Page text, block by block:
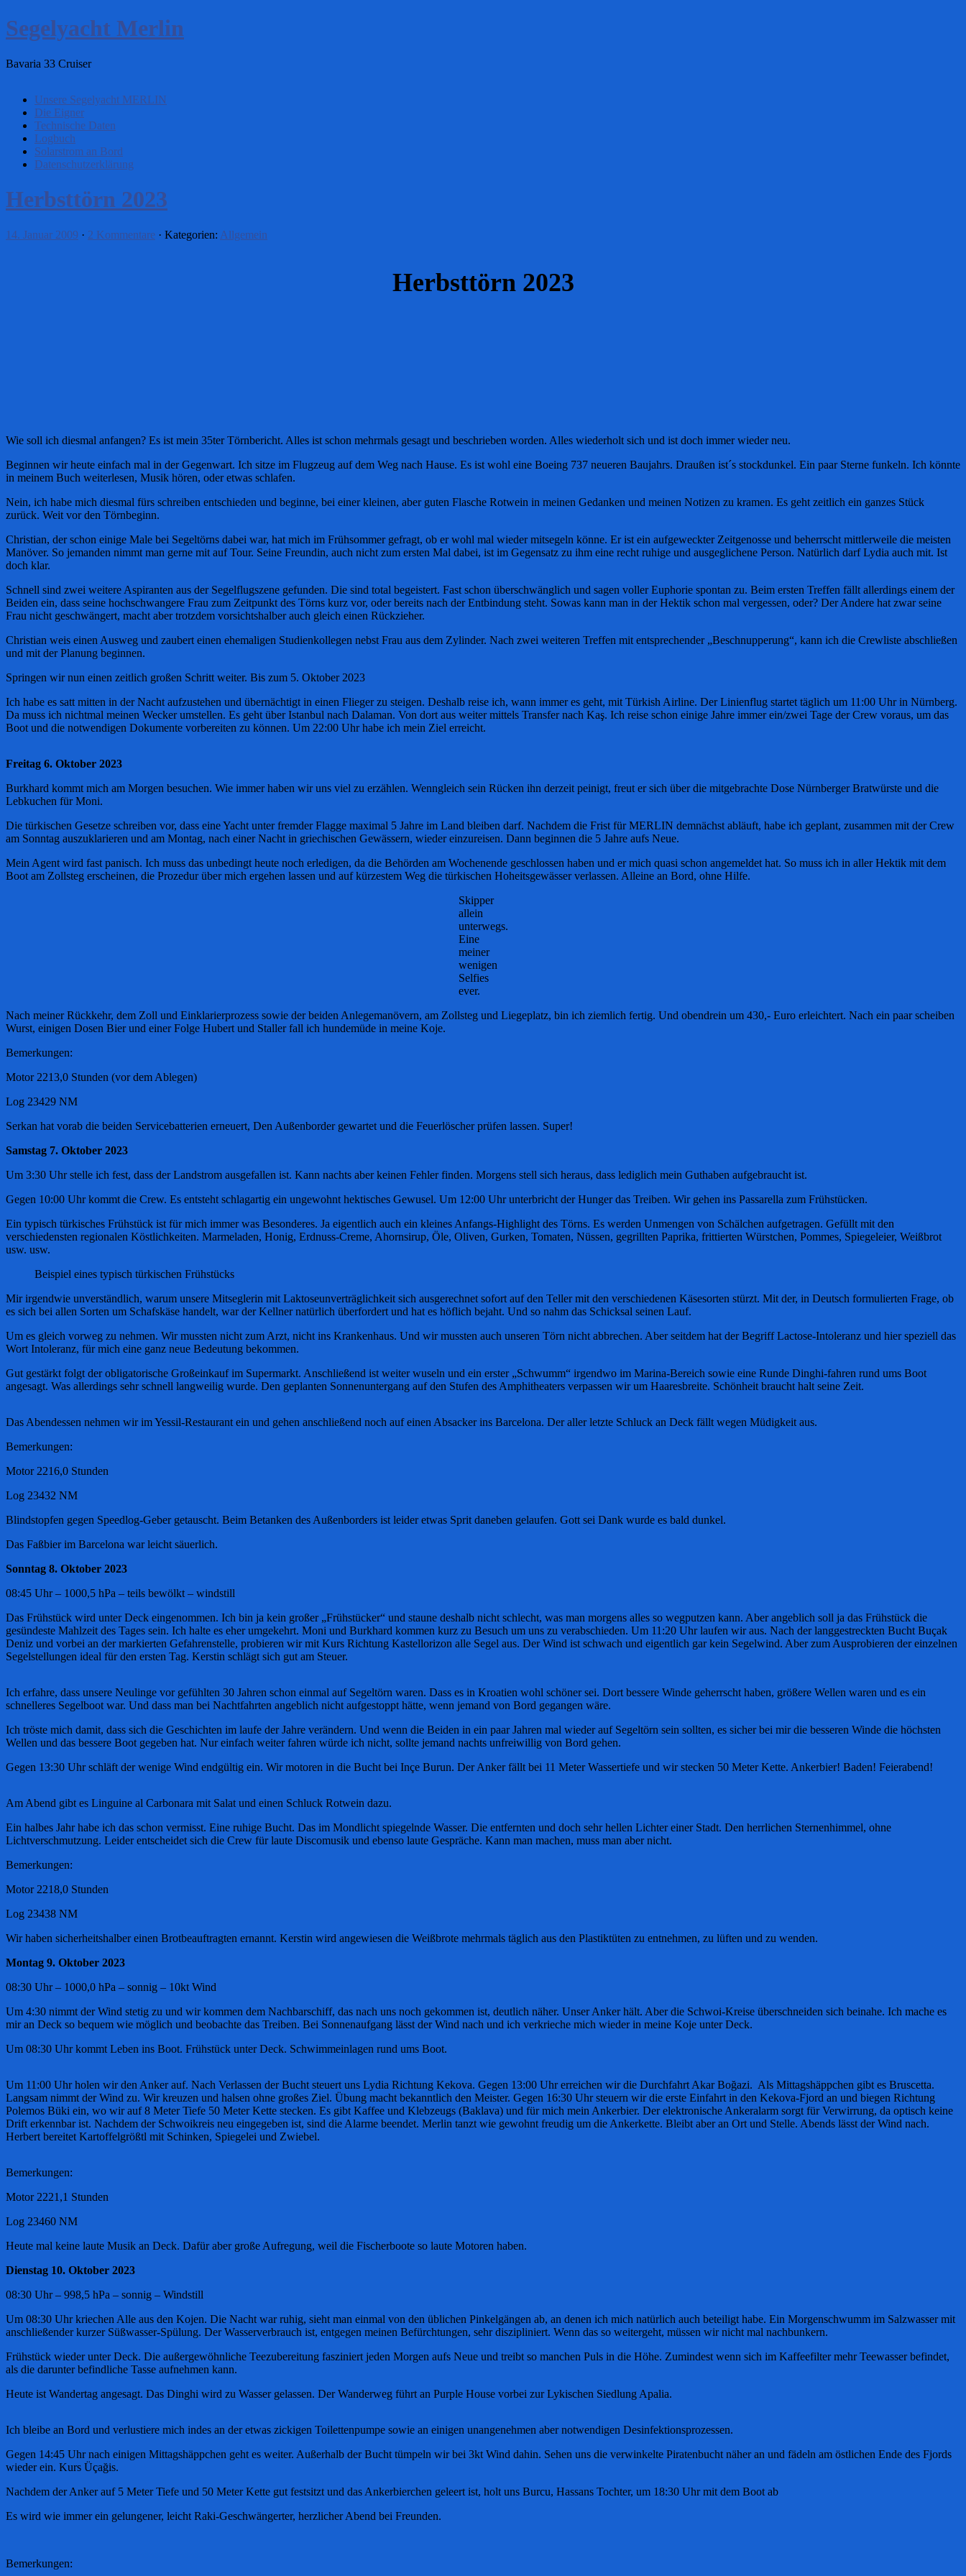
Segelyacht Merlin
Bavaria 33 Cruiser
Unsere Segelyacht MERLIN
Die Eigner
Technische Daten
Logbuch
Solarstrom an Bord
Datenschutzerklärung
Herbsttörn 2023
14. Januar 2009 · 2 Kommentare · Kategorien: Allgemein
Herbsttörn 2023
Wie soll ich diesmal anfangen? Es ist mein 35ter Törnbericht. Alles ist schon mehrmals gesagt und beschrieben worden. Alles wiederholt sich und ist doch immer wieder neu.
Beginnen wir heute einfach mal in der Gegenwart. Ich sitze im Flugzeug auf dem Weg nach Hause. Es ist wohl eine Boeing 737 neueren Baujahrs. Draußen ist´s stockdunkel. Ein paar Sterne funkeln. Ich könnte
in meinem Buch weiterlesen, Musik hören, oder etwas schlafen.
Nein, ich habe mich diesmal fürs schreiben entschieden und beginne, bei einer kleinen, aber guten Flasche Rotwein in meinen Gedanken und meinen Notizen zu kramen. Es geht zeitlich ein ganzes Stück
zurück. Weit vor den Törnbeginn.
Christian, der schon einige Male bei Segeltörns dabei war, hat mich im Frühsommer gefragt, ob er wohl mal wieder mitsegeln könne. Er ist ein aufgeweckter Zeitgenosse und beherrscht mittlerweile die meisten
Manöver. So jemanden nimmt man gerne mit auf Tour. Seine Freundin, auch nicht zum ersten Mal dabei, ist im Gegensatz zu ihm eine recht ruhige und ausgeglichene Person. Natürlich darf Lydia auch mit. Ist
doch klar.
Schnell sind zwei weitere Aspiranten aus der Segelflugszene gefunden. Die sind total begeistert. Fast schon überschwänglich und sagen voller Euphorie spontan zu. Beim ersten Treffen fällt allerdings einem der
Beiden ein, dass seine hochschwangere Frau zum Zeitpunkt des Törns kurz vor, oder bereits nach der Entbindung steht. Sowas kann man in der Hektik schon mal vergessen, oder? Der Andere hat zwar seine
Frau nicht geschwängert, macht aber trotzdem vorsichtshalber auch gleich einen Rückzieher.
Christian weis einen Ausweg und zaubert einen ehemaligen Studienkollegen nebst Frau aus dem Zylinder. Nach zwei weiteren Treffen mit entsprechender „Beschnupperung“, kann ich die Crewliste abschließen
und mit der Planung beginnen.
Springen wir nun einen zeitlich großen Schritt weiter. Bis zum 5. Oktober 2023
Ich habe es satt mitten in der Nacht aufzustehen und übernächtigt in einen Flieger zu steigen. Deshalb reise ich, wann immer es geht, mit Türkish Airline. Der Linienflug startet täglich um 11:00 Uhr in Nürnberg.
Da muss ich nichtmal meinen Wecker umstellen. Es geht über Istanbul nach Dalaman. Von dort aus weiter mittels Transfer nach Kaş. Ich reise schon einige Jahre immer ein/zwei Tage der Crew voraus, um das
Boot und die notwendigen Dokumente vorbereiten zu können. Um 22:00 Uhr habe ich mein Ziel erreicht.
Freitag 6. Oktober 2023
Burkhard kommt mich am Morgen besuchen. Wie immer haben wir uns viel zu erzählen. Wenngleich sein Rücken ihn derzeit peinigt, freut er sich über die mitgebrachte Dose Nürnberger Bratwürste und die
Lebkuchen für Moni.
Die türkischen Gesetze schreiben vor, dass eine Yacht unter fremder Flagge maximal 5 Jahre im Land bleiben darf. Nachdem die Frist für MERLIN demnächst abläuft, habe ich geplant, zusammen mit der Crew
am Sonntag auszuklarieren und am Montag, nach einer Nacht in griechischen Gewässern, wieder einzureisen. Dann beginnen die 5 Jahre aufs Neue.
Mein Agent wird fast panisch. Ich muss das unbedingt heute noch erledigen, da die Behörden am Wochenende geschlossen haben und er mich quasi schon angemeldet hat. So muss ich in aller Hektik mit dem
Boot am Zollsteg erscheinen, die Prozedur über mich ergehen lassen und auf kürzestem Weg die türkischen Hoheitsgewässer verlassen. Alleine an Bord, ohne Hilfe.
Skipper
allein
unterwegs.
Eine
meiner
wenigen
Selfies
ever.
Nach meiner Rückkehr, dem Zoll und Einklarierprozess sowie der beiden Anlegemanövern, am Zollsteg und Liegeplatz, bin ich ziemlich fertig. Und obendrein um 430,- Euro erleichtert. Nach ein paar scheiben
Wurst, einigen Dosen Bier und einer Folge Hubert und Staller fall ich hundemüde in meine Koje.
Bemerkungen:
Motor 2213,0 Stunden (vor dem Ablegen)
Log 23429 NM
Serkan hat vorab die beiden Servicebatterien erneuert, Den Außenborder gewartet und die Feuerlöscher prüfen lassen. Super!
Samstag 7. Oktober 2023
Um 3:30 Uhr stelle ich fest, dass der Landstrom ausgefallen ist. Kann nachts aber keinen Fehler finden. Morgens stell sich heraus, dass lediglich mein Guthaben aufgebraucht ist.
Gegen 10:00 Uhr kommt die Crew. Es entsteht schlagartig ein ungewohnt hektisches Gewusel. Um 12:00 Uhr unterbricht der Hunger das Treiben. Wir gehen ins Passarella zum Frühstücken.
Ein typisch türkisches Frühstück ist für mich immer was Besonderes. Ja eigentlich auch ein kleines Anfangs-Highlight des Törns. Es werden Unmengen von Schälchen aufgetragen. Gefüllt mit den
verschiedensten regionalen Köstlichkeiten. Marmeladen, Honig, Erdnuss-Creme, Ahornsirup, Öle, Oliven, Gurken, Tomaten, Nüssen, gegrillten Paprika, frittierten Würstchen, Pommes, Spiegeleier, Weißbrot
usw. usw.
Beispiel eines typisch türkischen Frühstücks
Mir irgendwie unverständlich, warum unsere Mitseglerin mit Laktoseunverträglichkeit sich ausgerechnet sofort auf den Teller mit den verschiedenen Käsesorten stürzt. Mit der, in Deutsch formulierten Frage, ob
es sich bei allen Sorten um Schafskäse handelt, war der Kellner natürlich überfordert und hat es höflich bejaht. Und so nahm das Schicksal seinen Lauf.
Um es gleich vorweg zu nehmen. Wir mussten nicht zum Arzt, nicht ins Krankenhaus. Und wir mussten auch unseren Törn nicht abbrechen. Aber seitdem hat der Begriff Lactose-Intoleranz und hier speziell das
Wort Intoleranz, für mich eine ganz neue Bedeutung bekommen.
Gut gestärkt folgt der obligatorische Großeinkauf im Supermarkt. Anschließend ist weiter wuseln und ein erster „Schwumm“ irgendwo im Marina-Bereich sowie eine Runde Dinghi-fahren rund ums Boot
angesagt. Was allerdings sehr schnell langweilig wurde. Den geplanten Sonnenuntergang auf den Stufen des Amphitheaters verpassen wir um Haaresbreite. Schönheit braucht halt seine Zeit.
Das Abendessen nehmen wir im Yessil-Restaurant ein und gehen anschließend noch auf einen Absacker ins Barcelona. Der aller letzte Schluck an Deck fällt wegen Müdigkeit aus.
Bemerkungen:
Motor 2216,0 Stunden
Log 23432 NM
Blindstopfen gegen Speedlog-Geber getauscht. Beim Betanken des Außenborders ist leider etwas Sprit daneben gelaufen. Gott sei Dank wurde es bald dunkel.
Das Faßbier im Barcelona war leicht säuerlich.
Sonntag 8. Oktober 2023
08:45 Uhr – 1000,5 hPa – teils bewölkt – windstill
Das Frühstück wird unter Deck eingenommen. Ich bin ja kein großer „Frühstücker“ und staune deshalb nicht schlecht, was man morgens alles so wegputzen kann. Aber angeblich soll ja das Frühstück die
gesündeste Mahlzeit des Tages sein. Ich halte es eher umgekehrt. Moni und Burkhard kommen kurz zu Besuch um uns zu verabschieden. Um 11:20 Uhr laufen wir aus. Nach der langgestreckten Bucht Buçak
Deniz und vorbei an der markierten Gefahrenstelle, probieren wir mit Kurs Richtung Kastellorizon alle Segel aus. Der Wind ist schwach und eigentlich gar kein Segelwind. Aber zum Ausprobieren der einzelnen
Segelstellungen ideal für den ersten Tag. Kerstin schlägt sich gut am Steuer.
Ich erfahre, dass unsere Neulinge vor gefühlten 30 Jahren schon einmal auf Segeltörn waren. Dass es in Kroatien wohl schöner sei. Dort bessere Winde geherrscht haben, größere Wellen waren und es ein
schnelleres Segelboot war. Und dass man bei Nachtfahrten angeblich nicht aufgestoppt hätte, wenn jemand von Bord gegangen wäre.
Ich tröste mich damit, dass sich die Geschichten im laufe der Jahre verändern. Und wenn die Beiden in ein paar Jahren mal wieder auf Segeltörn sein sollten, es sicher bei mir die besseren Winde die höchsten
Wellen und das bessere Boot gegeben hat. Nur einfach weiter fahren würde ich nicht, sollte jemand nachts unfreiwillig von Bord gehen.
Gegen 13:30 Uhr schläft der wenige Wind endgültig ein. Wir motoren in die Bucht bei Inçe Burun. Der Anker fällt bei 11 Meter Wassertiefe und wir stecken 50 Meter Kette. Ankerbier! Baden! Feierabend!
Am Abend gibt es Linguine al Carbonara mit Salat und einen Schluck Rotwein dazu.
Ein halbes Jahr habe ich das schon vermisst. Eine ruhige Bucht. Das im Mondlicht spiegelnde Wasser. Die entfernten und doch sehr hellen Lichter einer Stadt. Den herrlichen Sternenhimmel, ohne
Lichtverschmutzung. Leider entscheidet sich die Crew für laute Discomusik und ebenso laute Gespräche. Kann man machen, muss man aber nicht.
Bemerkungen:
Motor 2218,0 Stunden
Log 23438 NM
Wir haben sicherheitshalber einen Brotbeauftragten ernannt. Kerstin wird angewiesen die Weißbrote mehrmals täglich aus den Plastiktüten zu entnehmen, zu lüften und zu wenden.
Montag 9. Oktober 2023
08:30 Uhr – 1000,0 hPa – sonnig – 10kt Wind
Um 4:30 nimmt der Wind stetig zu und wir kommen dem Nachbarschiff, das nach uns noch gekommen ist, deutlich näher. Unser Anker hält. Aber die Schwoi-Kreise überschneiden sich beinahe. Ich mache es
mir an Deck so bequem wie möglich und beobachte das Treiben. Bei Sonnenaufgang lässt der Wind nach und ich verkrieche mich wieder in meine Koje unter Deck.
Um 08:30 Uhr kommt Leben ins Boot. Frühstück unter Deck. Schwimmeinlagen rund ums Boot.
Um 11:00 Uhr holen wir den Anker auf. Nach Verlassen der Bucht steuert uns Lydia Richtung Kekova. Gegen 13:00 Uhr erreichen wir die Durchfahrt Akar Boğazi. Als Mittagshäppchen gibt es Bruscetta.
Langsam nimmt der Wind zu. Wir kreuzen und halsen ohne großes Ziel. Übung macht bekanntlich den Meister. Gegen 16:30 Uhr steuern wir die erste Einfahrt in den Kekova-Fjord an und biegen Richtung
Polemos Büki ein, wo wir auf 8 Meter Tiefe 50 Meter Kette stecken. Es gibt Kaffee und Klebzeugs (Baklava) und für mich mein Ankerbier. Der elektronische Ankeralarm sorgt für Verwirrung, da optisch keine
Drift erkennbar ist. Nachdem der Schwoikreis neu eingegeben ist, sind die Alarme beendet. Merlin tanzt wie gewohnt freudig um die Ankerkette. Bleibt aber an Ort und Stelle. Abends lässt der Wind nach.
Herbert bereitet Kartoffelgrößtl mit Schinken, Spiegelei und Zwiebel.
Bemerkungen:
Motor 2221,1 Stunden
Log 23460 NM
Heute mal keine laute Musik an Deck. Dafür aber große Aufregung, weil die Fischerboote so laute Motoren haben.
Dienstag 10. Oktober 2023
08:30 Uhr – 998,5 hPa – sonnig – Windstill
Um 08:30 Uhr kriechen Alle aus den Kojen. Die Nacht war ruhig, sieht man einmal von den üblichen Pinkelgängen ab, an denen ich mich natürlich auch beteiligt habe. Ein Morgenschwumm im Salzwasser mit
anschließender kurzer Süßwasser-Spülung. Der Wasserverbrauch ist, entgegen meinen Befürchtungen, sehr diszipliniert. Wenn das so weitergeht, müssen wir nicht mal nachbunkern.
Frühstück wieder unter Deck. Die außergewöhnliche Teezubereitung fasziniert jeden Morgen aufs Neue und treibt so manchen Puls in die Höhe. Zumindest wenn sich im Kaffeefilter mehr Teewasser befindet,
als die darunter befindliche Tasse aufnehmen kann.
Heute ist Wandertag angesagt. Das Dinghi wird zu Wasser gelassen. Der Wanderweg führt an Purple House vorbei zur Lykischen Siedlung Apalia.
Ich bleibe an Bord und verlustiere mich indes an der etwas zickigen Toilettenpumpe sowie an einigen unangenehmen aber notwendigen Desinfektionsprozessen.
Gegen 14:45 Uhr nach einigen Mittagshäppchen geht es weiter. Außerhalb der Bucht tümpeln wir bei 3kt Wind dahin. Sehen uns die verwinkelte Piratenbucht näher an und fädeln am östlichen Ende des Fjords
wieder ein. Kurs Üçağis.
Nachdem der Anker auf 5 Meter Tiefe und 50 Meter Kette gut festsitzt und das Ankerbierchen geleert ist, holt uns Burcu, Hassans Tochter, um 18:30 Uhr mit dem Boot ab
Es wird wie immer ein gelungener, leicht Raki-Geschwängerter, herzlicher Abend bei Freunden.
Bemerkungen: